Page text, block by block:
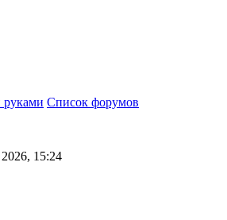
Список форумов
15:24